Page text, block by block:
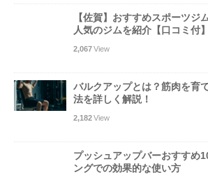
【佐賀】おすすめスポーツジ
人気のジムを紹介【口コミ付】
2,067View
バルクアップとは？筋肉を育
法を詳しく解説！
2,182View
プッシュアップバーおすすめ
ングでの効果的な使い方